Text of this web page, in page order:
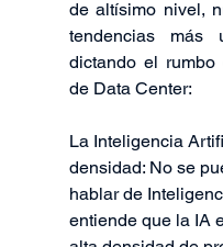
de altísimo nivel,
tendencias más
dictando el
de Data Center:
La Inteligencia
densidad: No se
hablar de
entiende que la IA